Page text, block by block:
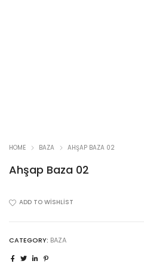
HOME BAZA AHŞAP BAZA 02
Ahşap Baza 02
ADD TO WISHLIST
CATEGORY: BAZA